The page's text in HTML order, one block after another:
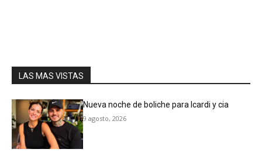
LAS MAS VISTAS
Nueva noche de boliche para Icardi y cia
9 agosto, 2026